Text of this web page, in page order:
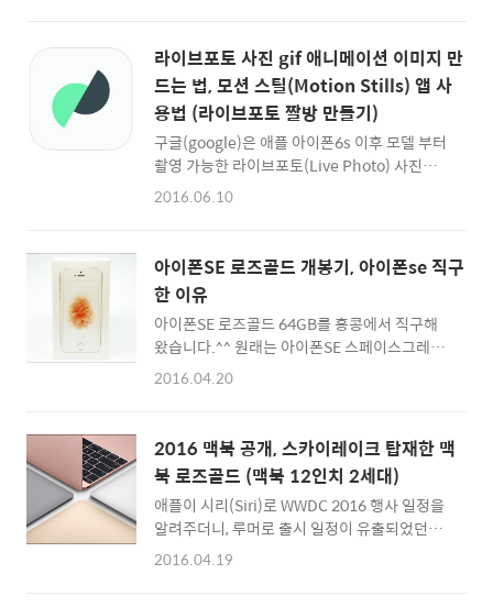
대처 능력이 좋으신 분들이라면 아마 ESC키를
눌러보셨을 겁니다. ^^ 그럼 금방 없어지긴 합
니..
고 정식 버전을 기다리시는 분들이 많으실 것 같
은데요. 그래서 전 이맘때쯤이면 항상 새롭게 공
개된 월페이퍼(배경화면)을 구해서 사용하곤 합
니다. 베타버전의 OS를 쓰지 않아도 바탕화면
을 새단장 하는 것 만으로 최신버전을 사용하는
것 같은 착각(?) 새로운 기분을 낼 수 있으니까
요. 맥 OS 시에라 배경화면 (macOS Sierra)
Wallpaper :: macOS 시에라 바탕화면 다운로
이미지는 이곳, 그리고 이곳..
라이브포토 사진 gif 애니메이션 이미지 만
드는 법, 모션 스틸(Motion Stills) 앱 사
용법 (라이브포토 짤방 만들기)
구글(google)은 애플 아이폰6s 이후 모델 부터
촬영 가능한 라이브포토(Live Photo) 사진을
gif 애니메이션 사진으로 추출해주는 모션 스틸
어수선(?)한 느낌이지만, 라이브포토로 촬영한
움직이는 사진 및 동영상을 연결해 짧은 영상 편
집을 할 수 있고, gif 애니메이션 이미지로 변환
이 가능한 유용한 앱입니다. Motion Stills (모
션 스틸) 앱을 사용해본 후기를 간단하게 정리
해봅니다. 신기하게도 동영상(.mov)파일로 촬
요. Motion Stills (아이폰 라이브포토 gif로 만
들기) :..
2016.06.10
아이폰SE 로즈골드 개봉기, 아이폰se 직구
한 이유
아이폰SE 로즈골드 64GB를 홍콩에서 직구해
왔습니다.^^ 원래는 아이폰SE 스페이스그레이
(블랙) 모델을 구입하려고 했는데, 홍콩에 스그
를 구입하게 되었습니다. 개봉기를 작성하기 전
에 미리 '아이폰SE를 구입하기 전 알아두면 좋
은 점'이라는 포스팅을 하려고 계획해두었는데
요. 너무 바쁜 나머지 그 글은 주말쯤으로 미루
기로 하고, 먼저 어제 받아 언박싱한 아이폰SE
개봉사진들을 공개해봅니다. 아이폰 SE 로즈골
2016.04.20
2016 맥북 공개, 스카이레이크 탑재한 맥
북 로즈골드 (맥북 12인치 2세대)
애플이 시리(Siri)로 WWDC 2016 행사 일정을
알려주더니, 루머로 출시 일정이 유출되었던
2016년형 early 맥북 레티나 2세대 모델을 깜
2016.04.19